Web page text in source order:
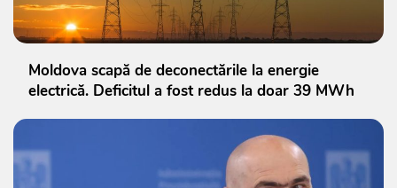
Moldova scapă de deconectările la energie
electrică. Deficitul a fost redus la doar 39 MWh